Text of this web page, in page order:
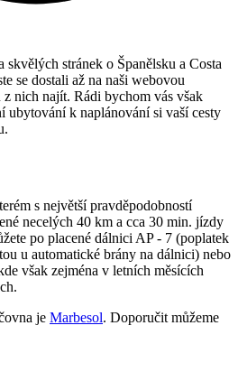
skvělých stránek o Španělsku a Costa
se dostali až na naši webovou
z nich najít. Rádi bychom vás však
ubytování k naplánování si vaší cesty
s největší pravděpodobností
necelých 40 km a cca 30 min. jízdy
po placené dálnici AP - 7 (poplatek
u automatické brány na dálnici) nebo
však zejména v letních měsících
je Marbesol. Doporučit můžeme